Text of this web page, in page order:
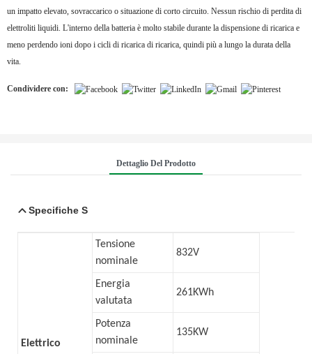
un impatto elevato, sovraccarico o situazione di corto circuito. Nessun rischio di perdita di
elettroliti liquidi. L'interno della batteria è molto stabile durante la dispensione di ricarica e
meno perdendo ioni dopo i cicli di ricarica di ricarica, quindi più a lungo la durata della
vita.
Condividere con:
Dettaglio Del Prodotto
SpecificheS
Elettrico
Tensione
nominale
832V
Energia
valutata
261KWh
Potenza
nominale
135KW